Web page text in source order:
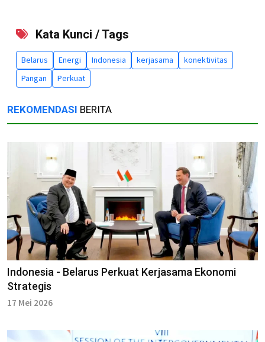
Kata Kunci / Tags
Belarus Energi Indonesia kerjasama
konektivitas
Pangan
Perkuat
REKOMENDASI BERITA
Indonesia - Belarus Perkuat Kerjasama Ekonomi
Strategis
17 Mei 2026